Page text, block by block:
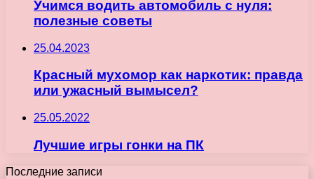
Учимся водить автомобиль с нуля:
полезные советы
25.04.2023
Красный мухомор как наркотик: правда
или ужасный вымысел?
25.05.2022
Лучшие игры гонки на ПК
Последние записи